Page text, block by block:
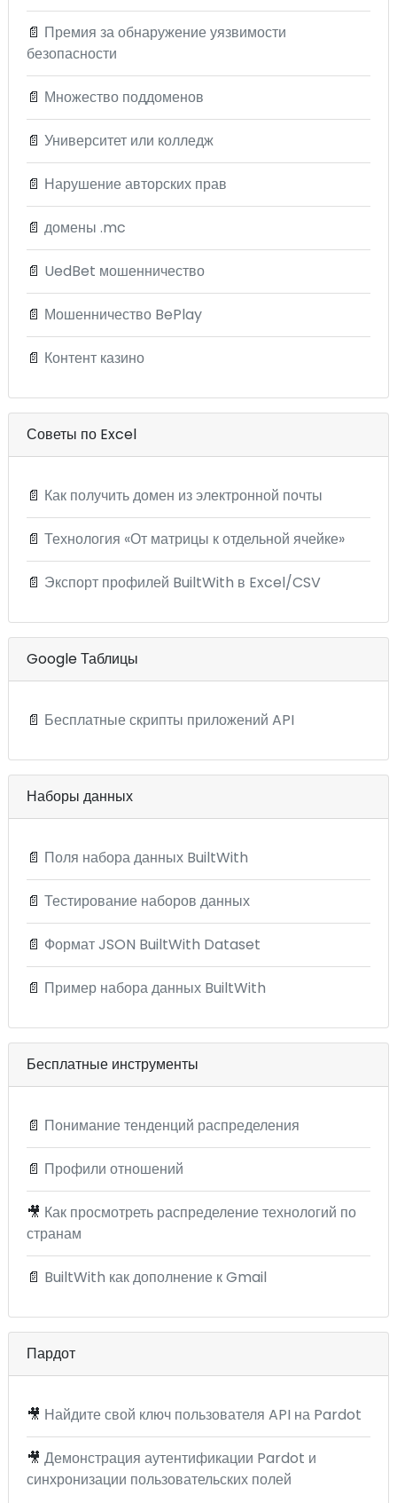
📄 Премия за обнаружение уязвимости
безопасности
📄 Множество поддоменов
📄 Университет или колледж
📄 Нарушение авторских прав
📄 домены .mc
📄 UedBet мошенничество
📄 Мошенничество BePlay
📄 Контент казино
Советы по Excel
📄 Как получить домен из электронной почты
📄 Технология «От матрицы к отдельной ячейке»
📄 Экспорт профилей BuiltWith в Excel/CSV
Google Таблицы
📄 Бесплатные скрипты приложений API
Наборы данных
📄 Поля набора данных BuiltWith
📄 Тестирование наборов данных
📄 Формат JSON BuiltWith Dataset
📄 Пример набора данных BuiltWith
Бесплатные инструменты
📄 Понимание тенденций распределения
📄 Профили отношений
🎥 Как просмотреть распределение технологий по
странам
📄 BuiltWith как дополнение к Gmail
Пардот
🎥 Найдите свой ключ пользователя API на Pardot
🎥 Демонстрация аутентификации Pardot и
синхронизации пользовательских полей